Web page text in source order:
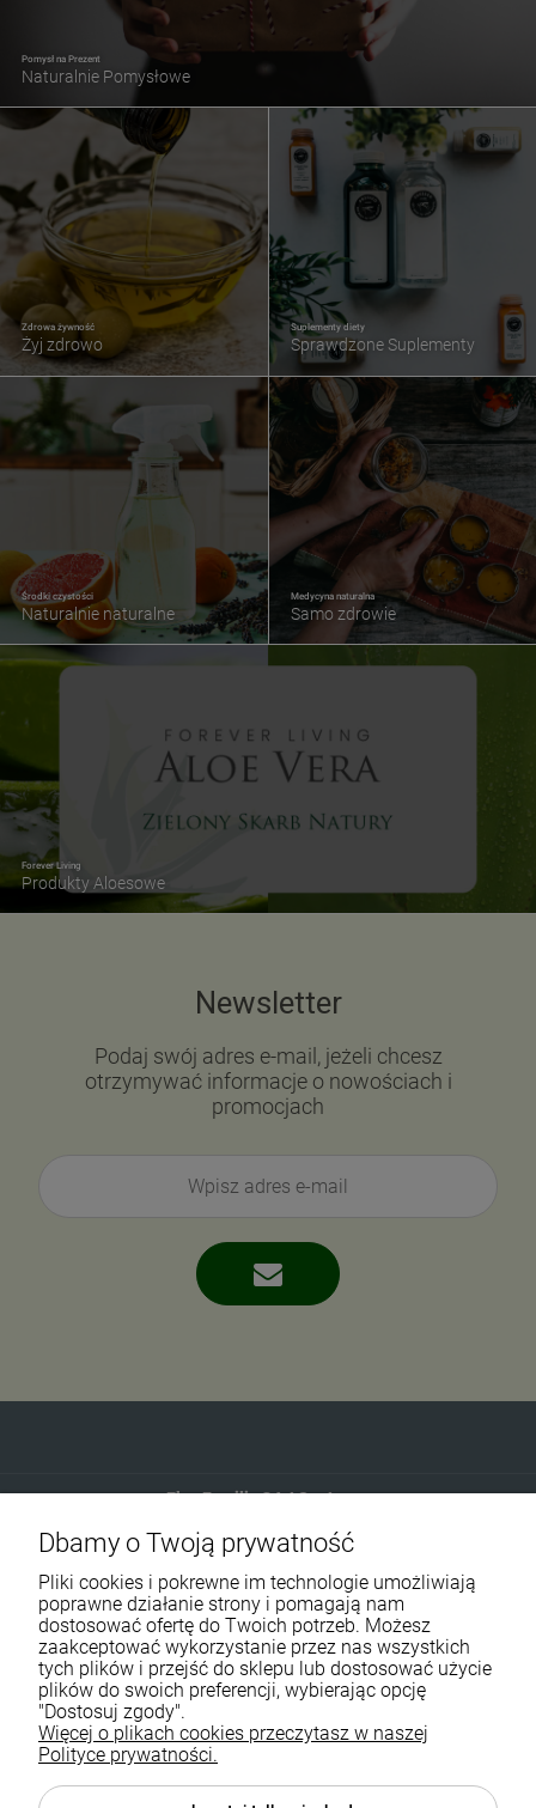
Pomysł na Prezent
Naturalnie Pomysłowe
Zdrowa żywność
Żyj zdrowo
Suplementy diety
Sprawdzone Suplementy
Forever Living
Produkty Aloesowe
Środki czystości
Naturalnie naturalne
Medycyna naturalna
Samo zdrowie
Newsletter
Podaj swój adres e-mail, jeżeli chcesz
otrzymywać informacje o nowościach i
promocjach
Eko-Familia GAJ Sp.Jawna
Gdańska 60
90-616 Łódź
790 727 174
sklep@eko-familia.pl
Informacje o sklepie
Suplementy diety
Dbamy o Twoją prywatność
Pliki cookies i pokrewne im technologie umożliwiają
poprawne działanie strony i pomagają nam
dostosować ofertę do Twoich potrzeb. Możesz
zaakceptować wykorzystanie przez nas wszystkich
tych plików i przejść do sklepu lub dostosować użycie
plików do swoich preferencji, wybierając opcję
"Dostosuj zgody".
Więcej o plikach cookies przeczytasz w naszej
Polityce prywatności.
Zasubskrybuj nasz newsletter
i otrzymaj5% rabatu na zakupy.